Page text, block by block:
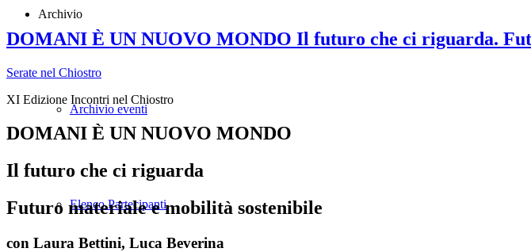
Archivio
Archivio eventi
Elenco Partecipanti
DOMANI È UN NUOVO MONDO Il futuro che ci riguarda.
Serate nel Chiostro
XI Edizione Incontri nel Chiostro
DOMANI È UN NUOVO MONDO
Il futuro che ci riguarda
Futuro materiale e mobilità sostenibile
con Laura Bettini, Luca Beverina